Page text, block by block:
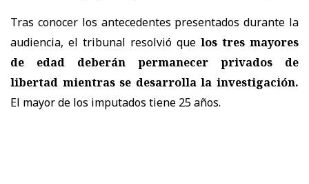
Tras conocer los antecedentes presentados durante la
audiencia, el tribunal resolvió que los tres mayores
de edad deberán permanecer privados de
libertad mientras se desarrolla la investigación.
El mayor de los imputados tiene 25 años.